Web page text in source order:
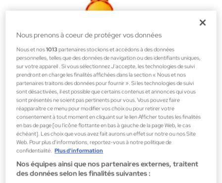
Escada
Escada Yum Me Sunny Eau de Parfum
Eau de Parfum Femme
31,35 €
Nous prenons à coeur de protéger vos données
Nous et nos1013 partenaires stockons et accédons à des données
personnelles, telles que des données de navigation ou des identifiants uniques,
sur votre appareil . Si vous sélectionnez J'accepte, les technologies de suivi
prendront en charge les finalités affichées dans la section « Nous et nos
partenaires traitons des données pour fournir ». Si les technologies de suivi
sont désactivées, il est possible que certains contenus et annonces qui vous
sont présentés ne soient pas pertinents pour vous. Vous pouvez faire
réapparaître ce menu pour modifier vos choix ou pour retirer votre
consentement à tout moment en cliquant sur le lien Afficher toutes les finalités
en bas de page [ou l'icône flottante en bas à gauche de la page Web, le cas
échéant]. Les choix que vous avez fait aurons un effet sur notre ou nos Site
Web. Pour plus d’informations, reportez-vous à notre politique de
confidentialité. Plus d'information
Nos équipes ainsi que nos partenaires externes, traitent
des données selon les finalités suivantes :